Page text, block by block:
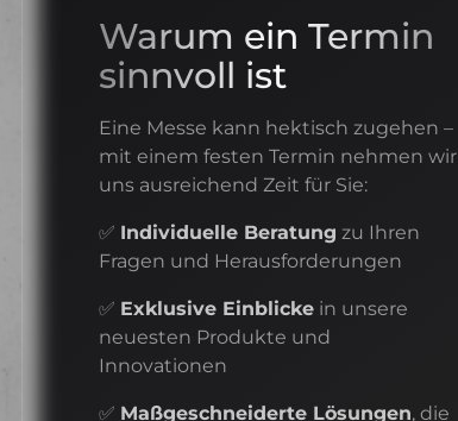
Warum ein Termin
sinnvoll ist
Eine Messe kann hektisch zugehen –
mit einem festen Termin nehmen wir
uns ausreichend Zeit für Sie:
✅ Individuelle Beratung zu Ihren
Fragen und Herausforderungen
✅ Exklusive Einblicke in unsere
neuesten Produkte und
Innovationen
✅ Maßgeschneiderte Lösungen, die